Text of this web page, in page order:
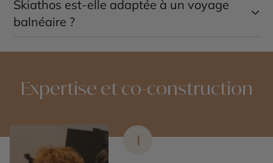
Un séjour de4 à 7 jourspermet de profiter des
plages, des villages et des paysages naturels de l’île.
Skiathos est-elle adaptée à un voyage
balnéaire ?
Oui, Skiathos est idéale pour les voyageurs
Expertise et co-construction
1